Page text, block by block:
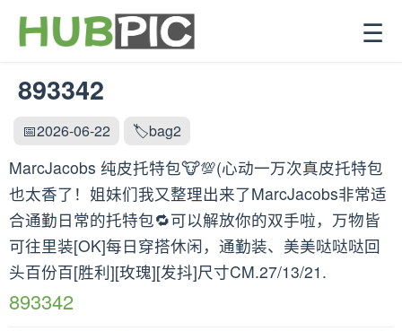
☰
893342
📅2026-06-22 🏷️bag2
MarcJacobs 纯皮托特包🐮💯(心动一万次真皮托特包
也太香了！姐妹们我又整理出来了MarcJacobs非常适
合通勤日常的托特包🔁可以解放你的双手啦，万物皆
可往里装[OK]每日穿搭休闲，通勤装、美美哒哒哒回
头百份百[胜利][玫瑰][发抖]尺寸CM.27/13/21.
893342